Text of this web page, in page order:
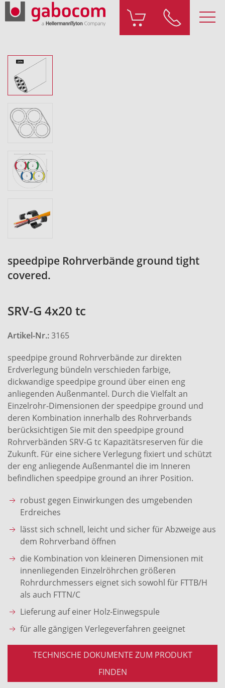
speedpipe Rohrverbände ground tight
covered.
SRV-G 4x20 tc
Artikel-Nr.:3165
speedpipe ground Rohrverbände zur direkten
Erdverlegung bündeln verschieden farbige,
dickwandige speedpipe ground über einen eng
anliegenden Außenmantel. Durch die Vielfalt an
Einzelrohr-Dimensionen der speedpipe ground und
deren Kombination innerhalb des Rohrverbands
berücksichtigen Sie mit den speedpipe ground
Rohrverbänden SRV-G tc Kapazitätsreserven für die
Zukunft. Für eine sichere Verlegung fixiert und schützt
der eng anliegende Außenmantel die im Inneren
befindlichen speedpipe ground an ihrer Position.
robust gegen Einwirkungen des umgebenden
Erdreiches
lässt sich schnell, leicht und sicher für Abzweige aus
dem Rohrverband öffnen
die Kombination von kleineren Dimensionen mit
innenliegenden Einzelröhrchen größeren
Rohrdurchmessers eignet sich sowohl für FTTB/H
als auch FTTN/C
Lieferung auf einer Holz-Einwegspule
für alle gängigen Verlegeverfahren geeignet
TECHNISCHE DOKUMENTE ZUM PRODUKT
FINDEN